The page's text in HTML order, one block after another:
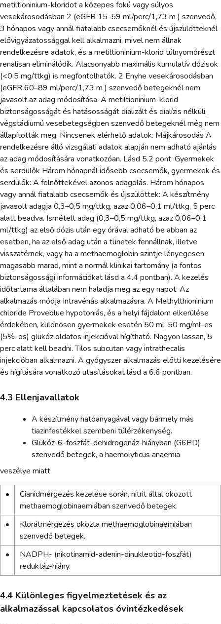
metiltioninium-kloridot a közepes fokú vagy súlyos
vesekárosodásban 2 (eGFR 15-59 ml/perc/1,73 m ) szenvedő,
3 hónapos vagy annál fiatalabb csecsemőknél és újszülötteknél
elővigyázatossággal kell alkalmazni, mivel nem állnak
rendelkezésre adatok, és a metiltioninium-klorid túlnyomórészt
renalisan eliminálódik. Alacsonyabb maximális kumulatív dózisok
(<0,5 mg/ttkg) is megfontolhatók. 2 Enyhe vesekárosodásban
(eGFR 60–89 ml/perc/1,73 m ) szenvedő betegeknél nem
javasolt az adag módosítása. A metiltioninium-klorid
biztonságosságát és hatásosságát dializált és dialízis nélküli,
végstádiumú vesebetegségben szenvedő betegeknél még nem
állapították meg. Nincsenek elérhető adatok. Májkárosodás A
rendelkezésre álló vizsgálati adatok alapján nem adható ajánlás
az adag módosítására vonatkozóan. Lásd 5.2 pont. Gyermekek
és serdülők Három hónapnál idősebb csecsemők, gyermekek és
serdülők: A felnőttekével azonos adagolás. Három hónapos
vagy annál fiatalabb csecsemők és újszülöttek: A készítmény
javasolt adagja 0,3–0,5 mg/ttkg, azaz 0,06–0,1 ml/ttkg, 5 perc
alatt beadva. Ismételt adag (0,3–0,5 mg/ttkg, azaz 0,06–0,1
ml/ttkg) az első dózis után egy órával adható be abban az
esetben, ha az első adag után a tünetek fennállnak, illetve
visszatérnek, vagy ha a methaemoglobin szintje lényegesen
magasabb marad, mint a normál klinikai tartomány (a fontos
biztonságossági információkat lásd a 4.4 pontban). A kezelés
időtartama általában nem haladja meg az egy napot. Az
alkalmazás módja Intravénás alkalmazásra. A Methylthioninium
chloride Proveblue hypotoniás, és a helyi fájdalom elkerülése
érdekében, különösen gyermekek esetén 50 ml, 50 mg/ml-es
(5%-os) glükóz oldatos injekcióval hígítható. Nagyon lassan, 5
perc alatt kell beadni. Tilos subcutan vagy intrathecalis
injekcióban alkalmazni. A gyógyszer alkalmazás előtti kezelésére
és hígítására vonatkozó utasításokat lásd a 6.6 pontban.
4.3 Ellenjavallatok
A készítmény hatóanyagával vagy bármely más
tiazinfestékkel szembeni túlérzékenység.
Glükóz-6-foszfát-dehidrogenáz-hiányban (G6PD)
szenvedő betegek, a haemolyticus anaemia
veszélye miatt.
•
Cianidmérgezés kezelése során, nitrit által okozott
methaemoglobinaemiában szenvedő betegek.
•
Klorátmérgezés okozta methaemoglobinaemiában
szenvedő betegek.
•
NADPH- (nikotinamid-adenin-dinukleotid-foszfát)
reduktáz-hiány.
4.4 Különleges figyelmeztetések és az
alkalmazással kapcsolatos óvintézkedések